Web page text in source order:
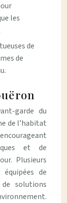
les
de
de
garde du
de l’habitat
et de
Plusieurs
de
de solutions